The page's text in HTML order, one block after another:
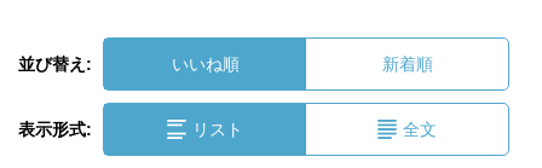
並び替え: いいね順 新着順
表示形式: リスト 全文